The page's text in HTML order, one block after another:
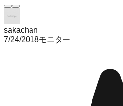
sakachan
7/24/2018モニター